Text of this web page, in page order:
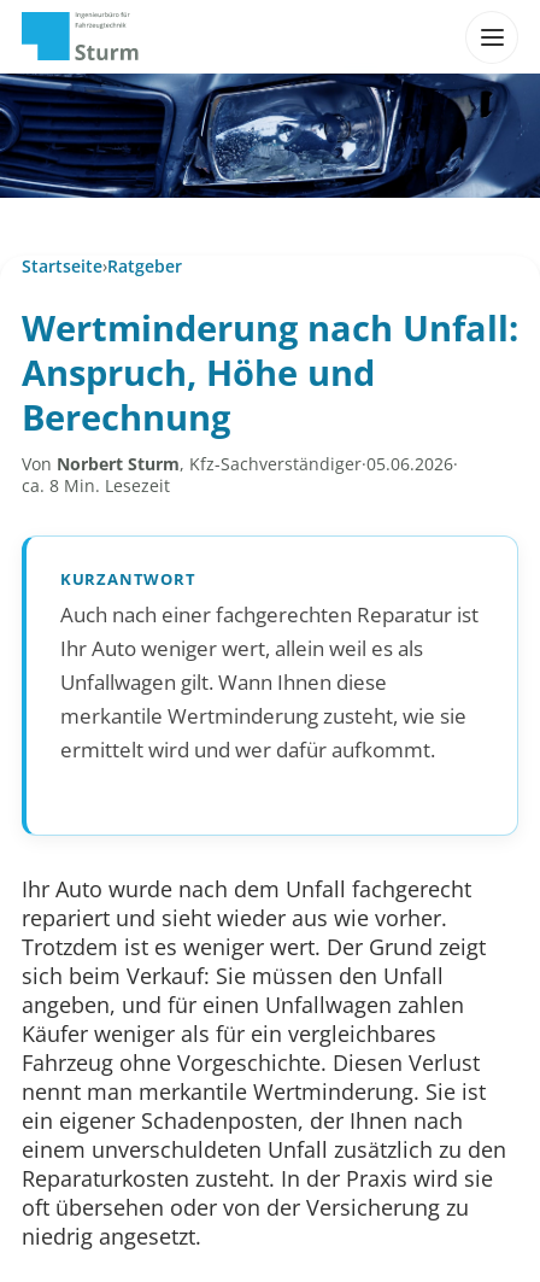
Startseite›Ratgeber
Wertminderung nach Unfall:
Anspruch, Höhe und
Berechnung
Von Norbert Sturm, Kfz-Sachverständiger·05.06.2026·
ca. 8 Min. Lesezeit
KURZANTWORT
Auch nach einer fachgerechten Reparatur ist
Ihr Auto weniger wert, allein weil es als
Unfallwagen gilt. Wann Ihnen diese
merkantile Wertminderung zusteht, wie sie
ermittelt wird und wer dafür aufkommt.
Ihr Auto wurde nach dem Unfall fachgerecht
repariert und sieht wieder aus wie vorher.
Trotzdem ist es weniger wert. Der Grund zeigt
sich beim Verkauf: Sie müssen den Unfall
angeben, und für einen Unfallwagen zahlen
Käufer weniger als für ein vergleichbares
Fahrzeug ohne Vorgeschichte. Diesen Verlust
nennt man merkantile Wertminderung. Sie ist
ein eigener Schadenposten, der Ihnen nach
einem unverschuldeten Unfall zusätzlich zu den
Reparaturkosten zusteht. In der Praxis wird sie
oft übersehen oder von der Versicherung zu
niedrig angesetzt.